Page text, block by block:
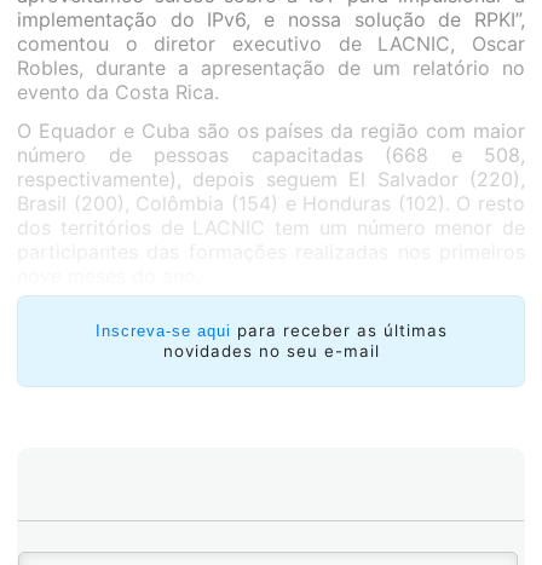
implementação do IPv6, e nossa solução de RPKI”,
comentou o diretor executivo de LACNIC, Oscar
Robles, durante a apresentação de um relatório no
evento da Costa Rica.
O Equador e Cuba são os países da região com maior
número de pessoas capacitadas (668 e 508,
respectivamente), depois seguem El Salvador (220),
Brasil (200), Colômbia (154) e Honduras (102). O resto
dos territórios de LACNIC tem um número menor de
Inscreva-se aqui para receber as últimas
novidades no seu e-mail